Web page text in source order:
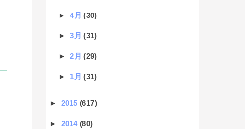
►4月(30)
►3月(31)
►2月(29)
► 1月(31)
►2015(617)
►2014(80)